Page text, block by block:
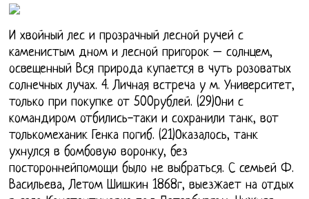
И хвойный лес и прозрачный лесной ручей с
каменистым дном и лесной пригорок – солнцем,
освещенный Вся природа купается в чуть розоватых
солнечных лучах. 4. Личная встреча у м. Университет,
только при покупке от 500рублей. (29)Они с
командиром отбились-таки и сохранили танк, вот
толькомеханик Генка погиб. (21)Оказалось, танк
ухнулся в бомбовую воронку, без
постороннейпомощи было не выбраться. С семьей Ф.
Васильева, Летом Шишкин 1868г, выезжает на отдых